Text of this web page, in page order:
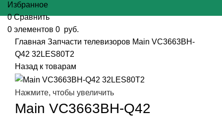
Избранное
0 Сравнить
0 элементов 0 руб.
Главная Запчасти телевизоров Main VC3663BH-
Q42 32LES80T2
Назад к товарам
Нажмите, чтобы увеличить
Main VC3663BH-Q42